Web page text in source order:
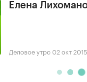
Елена
Деловое утро 02 окт